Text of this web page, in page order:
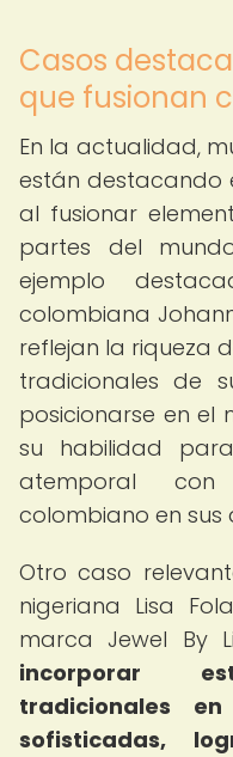
Casos
que fusionan
En la actualidad,
están destacando
al fusionar
partes del
ejemplo
colombiana
reflejan la riqueza
tradicionales de
posicionarse en
su habilidad
atemporal
colombiano en sus
Otro caso
nigeriana Lisa
marca Jewel By
incorporar
tradicionales
sofisticadas,